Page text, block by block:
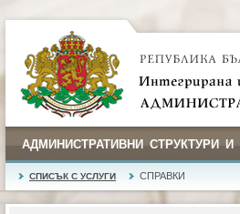
АДМИНИСТРАТИВНИ СТРУКТУРИ
СПИСЪК С УСЛУГИ СПРАВКИ